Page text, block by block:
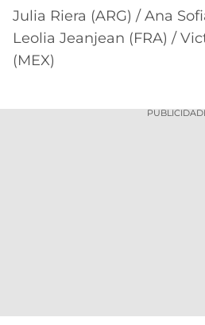
Julia Riera (ARG) / Ana
Leolia Jeanjean (FRA) /
(MEX)